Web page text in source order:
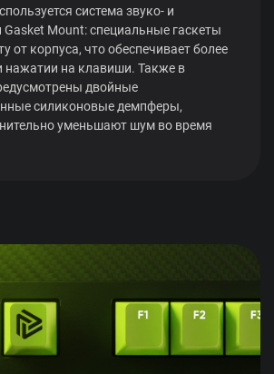
система звуко- и
Mount: специальные гаскеты
от корпуса, что обеспечивает более
нажатии на клавиши. Также в
двойные
силиконовые демпферы,
уменьшают шум во время